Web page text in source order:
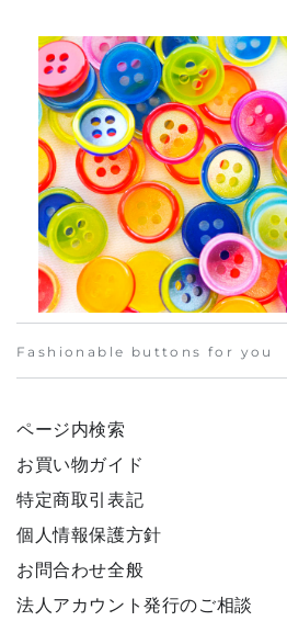
Fashionable buttons for you
ページ内検索
お買い物ガイド
特定商取引表記
個人情報保護方針
お問合わせ全般
法人アカウント発行のご相談